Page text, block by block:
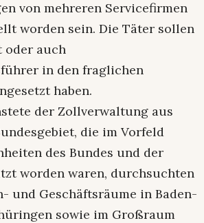
von mehreren Servicefirmen
worden sein. Die Täter sollen
oder auch
in den fraglichen
haben.
der Zollverwaltung aus
die im Vorfeld
des Bundes und der
worden waren, durchsuchten
und Geschäftsräume in Baden-
sowie im Großraum